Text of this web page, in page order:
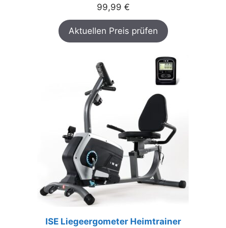
99,99 €
Aktuellen Preis prüfen
ISE Liegeergometer Heimtrainer